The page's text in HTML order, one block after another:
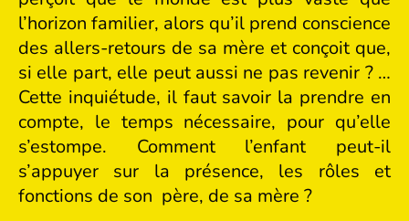
l’horizon familier, alors qu’il prend conscience
des allers-retours de sa mère et conçoit que,
si elle part, elle peut aussi ne pas revenir ? …
Cette inquiétude, il faut savoir la prendre en
compte, le temps nécessaire, pour qu’elle
s’estompe. Comment l’enfant peut-il
s’appuyer sur la présence, les rôles et
fonctions de son père, de sa mère ?